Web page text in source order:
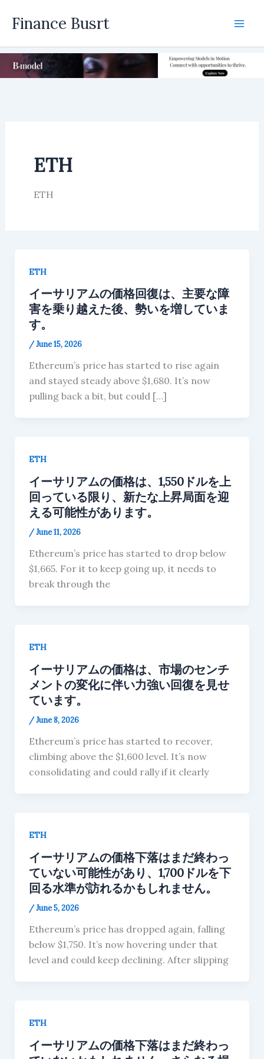
Finance Busrt
ETH
ETH
ETH
イーサリアムの価格回復は、主要な障
害を乗り越えた後、勢いを増していま
す。
/June 15, 2026
Ethereum’s price has started to rise again
and stayed steady above $1,680. It’s now
pulling back a bit, but could […]
ETH
イーサリアムの価格は、1,550ドルを上
回っている限り、新たな上昇局面を迎
える可能性があります。
/June 11, 2026
Ethereum’s price has started to drop below
$1,665. For it to keep going up, it needs to
break through the
ETH
イーサリアムの価格は、市場のセンチ
メントの変化に伴い力強い回復を見せ
ています。
/June 8, 2026
Ethereum’s price has started to recover,
climbing above the $1,600 level. It’s now
consolidating and could rally if it clearly
ETH
イーサリアムの価格下落はまだ終わっ
ていない可能性があり、1,700ドルを下
回る水準が訪れるかもしれません。
/June 5, 2026
Ethereum’s price has dropped again, falling
below $1,750. It’s now hovering under that
level and could keep declining. After slipping
ETH
イーサリアムの価格下落はまだ終わっ